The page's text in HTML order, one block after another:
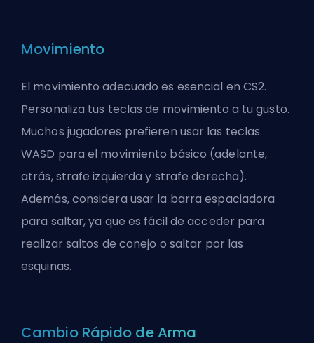
Movimiento
El movimiento adecuado es esencial en CS2.
Personaliza tus teclas de movimiento a tu gusto.
Muchos jugadores prefieren usar las teclas
WASD para el movimiento básico (adelante,
atrás, strafe izquierda y strafe derecha).
Además, considera usar la barra espaciadora
para saltar, ya que es fácil de acceder para
realizar saltos de conejo o saltar por las
esquinas.
Cambio Rápido de Arma